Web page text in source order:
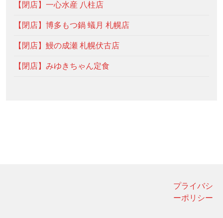
【閉店】一心水産 八柱店
【閉店】博多もつ鍋 蟻月 札幌店
【閉店】鰻の成瀬 札幌伏古店
【閉店】みゆきちゃん定食
プライバシ
ーポリシー